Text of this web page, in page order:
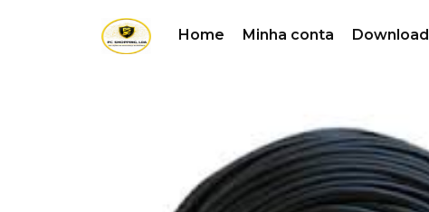
Home Minha conta Download